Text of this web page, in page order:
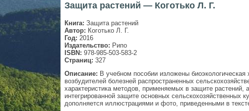
Защита растений — Коготько Л. Г.
Книга: Защита растений
Автор: Коготько Л. Г.
Год: 2016
Издательство: Рипо
ISBN: 978-985-503-583-2
Страниц: 327
Описание: В учебном пособии изложены биоэкологическая
возбудителей болезней распространенных
характеристика методов, применяемых в защите растений,
интегрированной защите основных сельскохозяйственных
дополняется иллюстрациями и фото, приведенными в